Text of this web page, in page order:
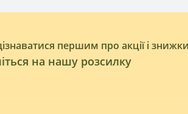
першим про акції і
на нашу розсилку